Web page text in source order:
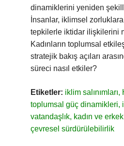
dinamiklerini yeniden
İnsanlar, iklimsel
tepkilerle iktidar ilişkilerini
Kadınların toplumsal
stratejik bakış açıları
süreci nasıl etkiler?
Etiketler: iklim
toplumsal güç dinamikleri,
vatandaşlık, kadın ve erkek
çevresel sürdürülebilirlik